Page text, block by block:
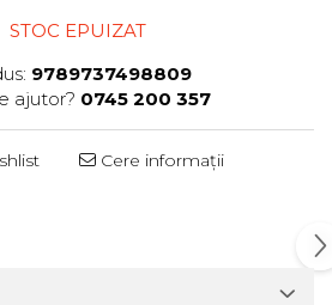
STOC EPUIZAT
9789737498809
ajutor? 0745 200 357
Cere informații